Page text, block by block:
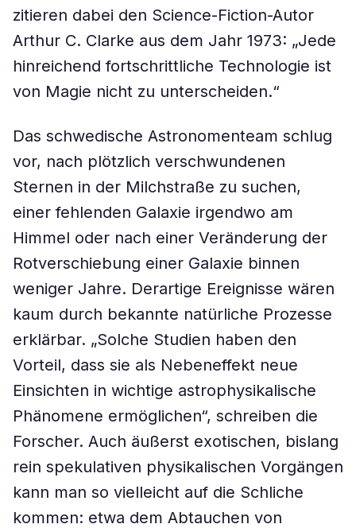
zitieren dabei den Science-Fiction-Autor
Arthur C. Clarke aus dem Jahr 1973: „Jede
hinreichend fortschrittliche Technologie ist
von Magie nicht zu unterscheiden.“
Das schwedische Astronomenteam schlug
vor, nach plötzlich verschwundenen
Sternen in der Milchstraße zu suchen,
einer fehlenden Galaxie irgendwo am
Himmel oder nach einer Veränderung der
Rotverschiebung einer Galaxie binnen
weniger Jahre. Derartige Ereignisse wären
kaum durch bekannte natürliche Prozesse
erklärbar. „Solche Studien haben den
Vorteil, dass sie als Nebeneffekt neue
Einsichten in wichtige astrophysikalische
Phänomene ermöglichen“, schreiben die
Forscher. Auch äußerst exotischen, bislang
rein spekulativen physikalischen Vorgängen
kann man so vielleicht auf die Schliche
kommen: etwa dem Abtauchen von